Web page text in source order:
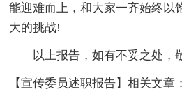
能迎难而上，和大家一齐始终以
大的挑战!
以上报告，如有不妥之处，
【宣传委员述职报告】相关文章：